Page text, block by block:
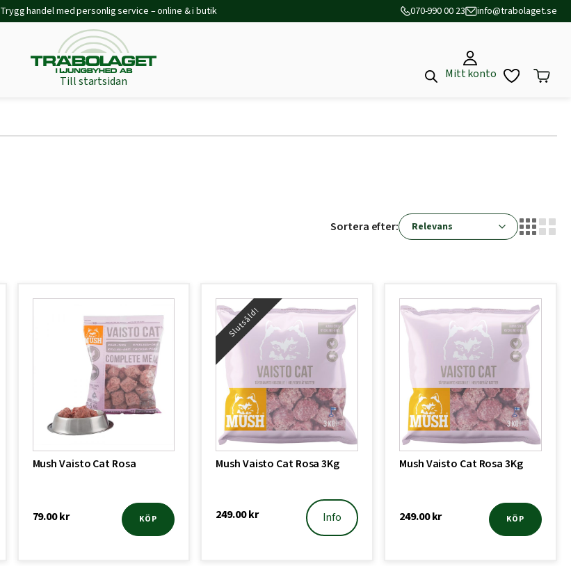
Trygg handel med personlig service – online & i butik 070-990 00 23 info@trabolaget.se
Till startsidan
Mitt konto
Sortera efter:
Mush Vaisto Cat Rosa
79.00kr KÖP
Slutsåld!
Mush Vaisto Cat Rosa 3Kg
249.00kr Info
Mush Vaisto Cat Rosa 3Kg
249.00kr KÖP